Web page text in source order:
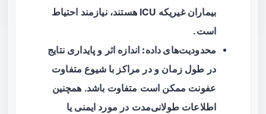
بیماران غیریکه ICU هستند، نیازمند احتیاط
است.
محدودیت‌های داده: اندازه اثر و پایداری نتایج
در طول زمان و در مراکز با شیوع متفاوت
عفونت ممکن است متفاوت باشد. همچنین
اطلاعات طولانی‌مدت در مورد ایمنی یا